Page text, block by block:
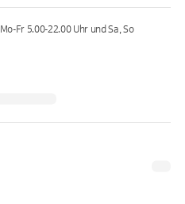
Mo-Fr 5.00-22.00 Uhr und Sa, So